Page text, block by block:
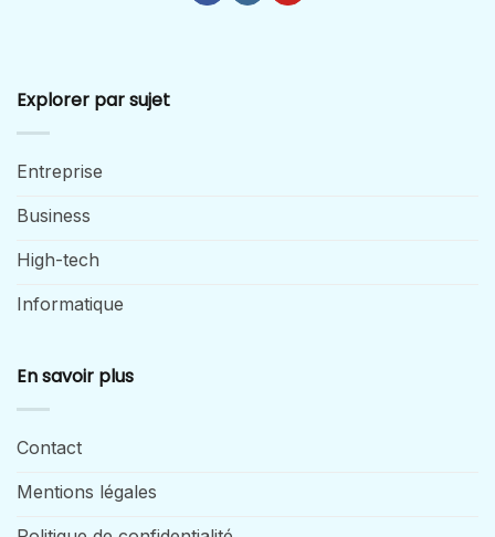
Explorer par sujet
Entreprise
Business
High-tech
Informatique
En savoir plus
Contact
Mentions légales